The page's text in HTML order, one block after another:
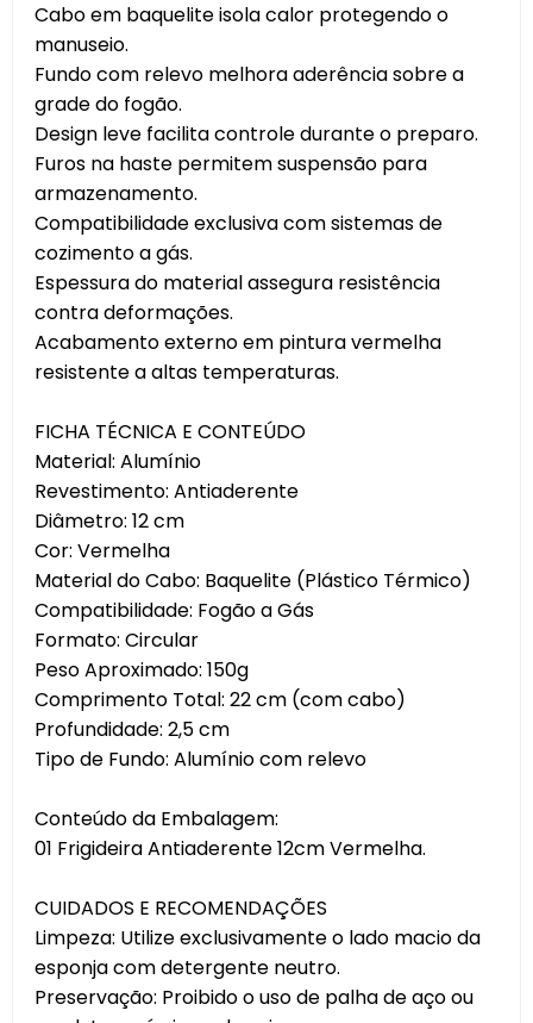
Cabo em baquelite isola calor protegendo o
manuseio.
Fundo com relevo melhora aderência sobre a
grade do fogão.
Design leve facilita controle durante o preparo.
Furos na haste permitem suspensão para
armazenamento.
Compatibilidade exclusiva com sistemas de
cozimento a gás.
Espessura do material assegura resistência
contra deformações.
Acabamento externo em pintura vermelha
resistente a altas temperaturas.
FICHA TÉCNICA E CONTEÚDO
Material: Alumínio
Revestimento: Antiaderente
Diâmetro: 12 cm
Cor: Vermelha
Material do Cabo: Baquelite (Plástico Térmico)
Compatibilidade: Fogão a Gás
Formato: Circular
Peso Aproximado: 150g
Comprimento Total: 22 cm (com cabo)
Profundidade: 2,5 cm
Tipo de Fundo: Alumínio com relevo
Conteúdo da Embalagem:
01 Frigideira Antiaderente 12cm Vermelha.
CUIDADOS E RECOMENDAÇÕES
Limpeza: Utilize exclusivamente o lado macio da
esponja com detergente neutro.
Preservação: Proibido o uso de palha de aço ou